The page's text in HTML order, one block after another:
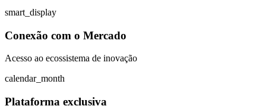
smart_display
Conexão com o Mercado
Acesso ao ecossistema de inovação
calendar_month
Plataforma exclusiva